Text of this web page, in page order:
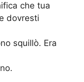
che tua
dovresti
squillò. Era